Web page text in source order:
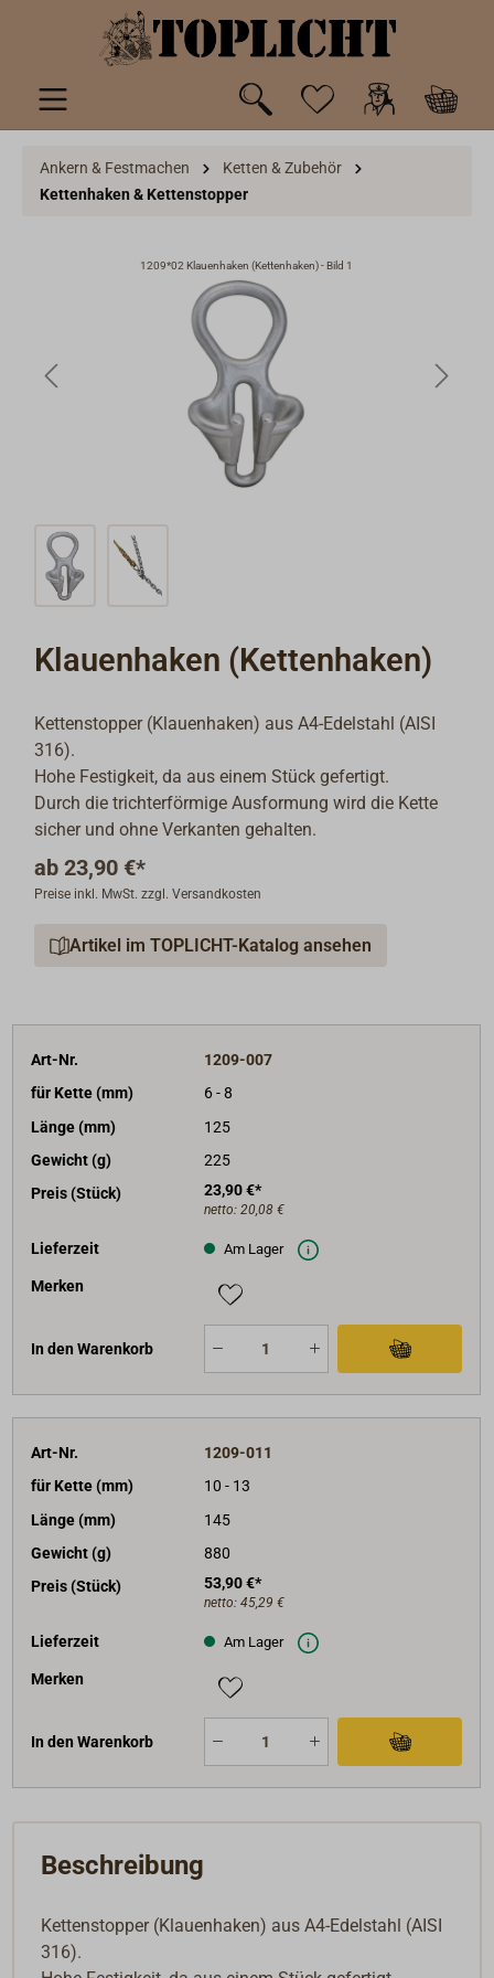
springen
Ankern & Festmachen
Ketten & Zubehör
Kettenhaken & Kettenstopper
1209*02 Klauenhaken (Kettenhaken) - Bild 1
Klauenhaken (Kettenhaken)
Kettenstopper (Klauenhaken) aus A4-Edelstahl (AISI
316).
Hohe Festigkeit, da aus einem Stück gefertigt.
Durch die trichterförmige Ausformung wird die Kette
sicher und ohne Verkanten gehalten.
ab 23,90 €*
Preise inkl. MwSt. zzgl. Versandkosten
Artikel im TOPLICHT-Katalog ansehen
Art-Nr.
1209-007
für Kette (mm)
6 - 8
Länge (mm)
125
Gewicht (g)
225
Preis (Stück)
23,90 €*
netto: 20,08 €
Lieferzeit Am Lager
Merken
In den Warenkorb
Art-Nr.
1209-011
für Kette (mm)
10 - 13
Länge (mm)
145
Gewicht (g)
880
Preis (Stück)
53,90 €*
netto: 45,29 €
Lieferzeit Am Lager
Merken
In den Warenkorb
Beschreibung
Kettenstopper (Klauenhaken) aus A4-Edelstahl (AISI
316).